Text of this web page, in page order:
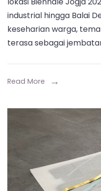
2025:
Seni
Memang
industrial hingga Balai
keseharian warga, tema
terasa sebagai
Read More